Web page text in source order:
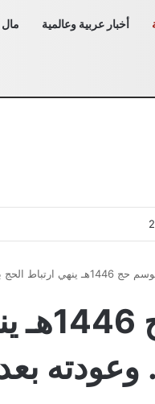
أخبار عربية وعالمية
ينهي ارتباط الحج بالصيف .. وعودته بعد 25 عامًا
موسم
بعد 25